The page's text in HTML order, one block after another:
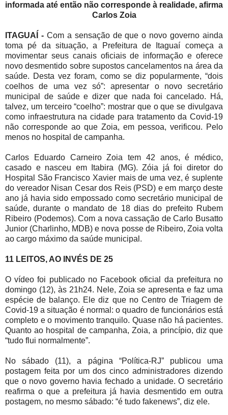
informada até então não corresponde à realidade, afirma
Carlos Zoia
ITAGUAÍ - Com a sensação de que o novo governo ainda
toma pé da situação, a Prefeitura de Itaguaí começa a
movimentar seus canais oficiais de informação e oferece
novo desmentido sobre supostos cancelamentos na área da
saúde. Desta vez foram, como se diz popularmente, “dois
coelhos de uma vez só”: apresentar o novo secretário
municipal de saúde e dizer que nada foi cancelado. Há,
talvez, um terceiro “coelho”: mostrar que o que se divulgava
como infraestrutura na cidade para tratamento da Covid-19
não corresponde ao que Zoia, em pessoa, verificou. Pelo
menos no hospital de campanha.
Carlos Eduardo Carneiro Zoia tem 42 anos, é médico,
casado e nasceu em Itabira (MG). Zóia já foi diretor do
Hospital São Francisco Xavier mais de uma vez, é suplente
do vereador Nisan Cesar dos Reis (PSD) e em março deste
ano já havia sido empossado como secretário municipal de
saúde, durante o mandato de 18 dias do prefeito Rubem
Ribeiro (Podemos). Com a nova cassação de Carlo Busatto
Junior (Charlinho, MDB) e nova posse de Ribeiro, Zoia volta
ao cargo máximo da saúde municipal.
11 LEITOS, AO INVÉS DE 25
O vídeo foi publicado no Facebook oficial da prefeitura no
domingo (12), às 21h24. Nele, Zoia se apresenta e faz uma
espécie de balanço. Ele diz que no Centro de Triagem de
Covid-19 a situação é normal: o quadro de funcionários está
completo e o movimento tranquilo. Quase não há pacientes.
Quanto ao hospital de campanha, Zoia, a princípio, diz que
“tudo flui normalmente”.
No sábado (11), a página “Política-RJ” publicou uma
postagem feita por um dos cinco administradores dizendo
que o novo governo havia fechado a unidade. O secretário
reafirma o que a prefeitura já havia desmentido em outra
postagem, no mesmo sábado: “é tudo fakenews”, diz ele.